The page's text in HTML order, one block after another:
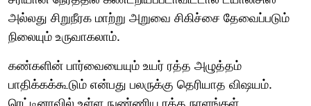
அல்லது சிறுநீரக மாற்று அறுவை சிகிச்சை தேவைப்படும்
நிலையும் உருவாகலாம்.
கண்களின் பார்வையையும் உயர் ரத்த அழுத்தம்
பாதிக்கக்கூடும் என்பது பலருக்கு தெரியாத விஷயம்.
ரெட்டினாவில் உள்ள நுண்ணிய ரத்த நாளங்கள்